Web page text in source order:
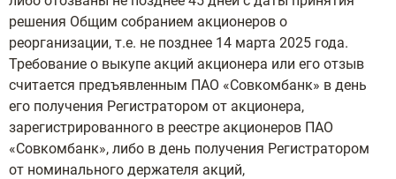
решения Общим собранием акционеров о
реорганизации, т.е. не позднее 14 марта 2025 года.
Требование о выкупе акций акционера или его отзыв
считается предъявленным ПАО «Совкомбанк» в день
его получения Регистратором от акционера,
зарегистрированного в реестре акционеров ПАО
«Совкомбанк», либо в день получения Регистратором
от номинального держателя акций,